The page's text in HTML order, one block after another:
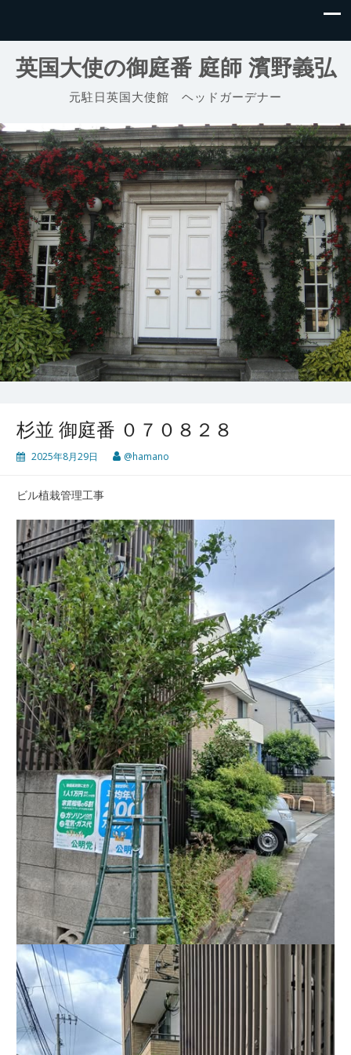
英国大使の御庭番 庭師 濱野義弘
元駐日英国大使館 ヘッドガーデナー
杉並 御庭番 ０７０８２８
2025年8月29日 @hamano
ビル植栽管理工事